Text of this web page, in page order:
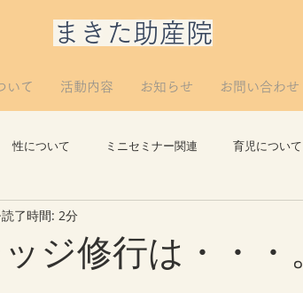
​まきた助産院
いて 活動内容 お知らせ お問い合わせ
性について ミニセミナー関連 育児について
講義について
ジ修行は・・・。
読了時間: 2分